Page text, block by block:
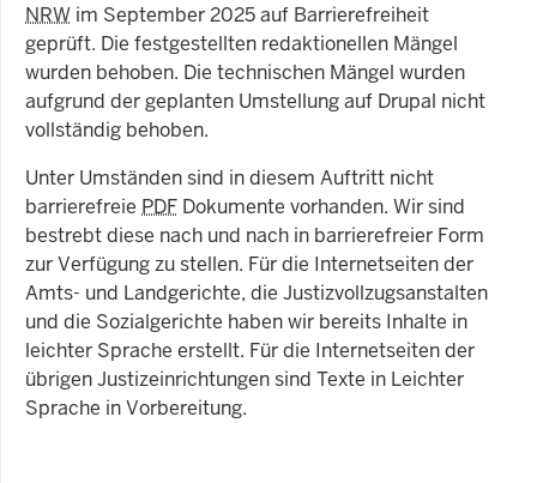
NRW im September 2025 auf Barrierefreiheit
geprüft. Die festgestellten redaktionellen Mängel
wurden behoben. Die technischen Mängel wurden
aufgrund der geplanten Umstellung auf Drupal nicht
vollständig behoben.
Unter Umständen sind in diesem Auftritt nicht
barrierefreie PDF Dokumente vorhanden. Wir sind
bestrebt diese nach und nach in barrierefreier Form
zur Verfügung zu stellen. Für die Internetseiten der
Amts- und Landgerichte, die Justizvollzugsanstalten
und die Sozialgerichte haben wir bereits Inhalte in
leichter Sprache erstellt. Für die Internetseiten der
übrigen Justizeinrichtungen sind Texte in Leichter
Sprache in Vorbereitung.